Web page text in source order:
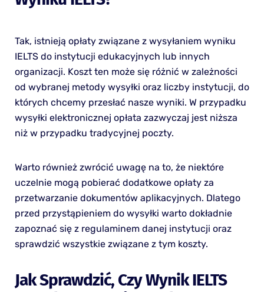
Tak, istnieją opłaty związane z wysyłaniem wyniku
IELTS do instytucji edukacyjnych lub innych
organizacji. Koszt ten może się różnić w zależności
od wybranej metody wysyłki oraz liczby instytucji, do
których chcemy przesłać nasze wyniki. W przypadku
wysyłki elektronicznej opłata zazwyczaj jest niższa
niż w przypadku tradycyjnej poczty.
Warto również zwrócić uwagę na to, że niektóre
uczelnie mogą pobierać dodatkowe opłaty za
przetwarzanie dokumentów aplikacyjnych. Dlatego
przed przystąpieniem do wysyłki warto dokładnie
zapoznać się z regulaminem danej instytucji oraz
sprawdzić wszystkie związane z tym koszty.
Jak Sprawdzić, Czy Wynik IELTS